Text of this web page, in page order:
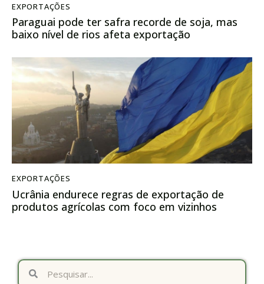
EXPORTAÇÕES
Paraguai pode ter safra recorde de soja, mas
baixo nível de rios afeta exportação
EXPORTAÇÕES
Ucrânia endurece regras de exportação de
produtos agrícolas com foco em vizinhos